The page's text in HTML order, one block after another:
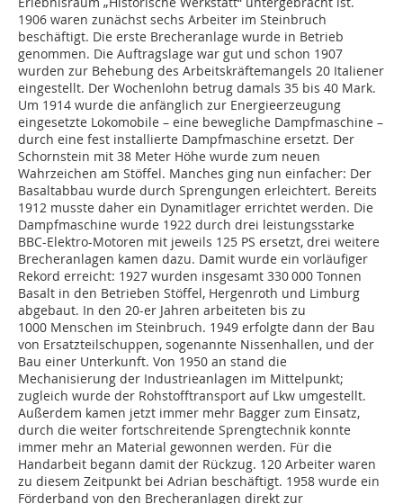
1906 waren zunächst sechs Arbeiter im Steinbruch
beschäftigt. Die erste Brecheranlage wurde in Betrieb
genommen. Die Auftragslage war gut und schon 1907
wurden zur Behebung des Arbeitskräftemangels 20 Italiener
eingestellt. Der Wochenlohn betrug damals 35 bis 40 Mark.
Um 1914 wurde die anfänglich zur Energieerzeugung
eingesetzte Lokomobile – eine bewegliche Dampfmaschine –
durch eine fest installierte Dampfmaschine ersetzt. Der
Schornstein mit 38 Meter Höhe wurde zum neuen
Wahrzeichen am Stöffel. Manches ging nun einfacher: Der
Basaltabbau wurde durch Sprengungen erleichtert. Bereits
1912 musste daher ein Dynamitlager errichtet werden. Die
Dampfmaschine wurde 1922 durch drei leistungsstarke
BBC-Elektro-Motoren mit jeweils 125 PS ersetzt, drei weitere
Brecheranlagen kamen dazu. Damit wurde ein vorläufiger
Rekord erreicht: 1927 wurden insgesamt 330 000 Tonnen
Basalt in den Betrieben Stöffel, Hergenroth und Limburg
abgebaut. In den 20-er Jahren arbeiteten bis zu
1000 Menschen im Steinbruch. 1949 erfolgte dann der Bau
von Ersatzteilschuppen, sogenannte Nissenhallen, und der
Bau einer Unterkunft. Von 1950 an stand die
Mechanisierung der Industrieanlagen im Mittelpunkt;
zugleich wurde der Rohstofftransport auf Lkw umgestellt.
Außerdem kamen jetzt immer mehr Bagger zum Einsatz,
durch die weiter fortschreitende Sprengtechnik konnte
immer mehr an Material gewonnen werden. Für die
Handarbeit begann damit der Rückzug. 120 Arbeiter waren
zu diesem Zeitpunkt bei Adrian beschäftigt. 1958 wurde ein
Förderband von den Brecheranlagen direkt zur